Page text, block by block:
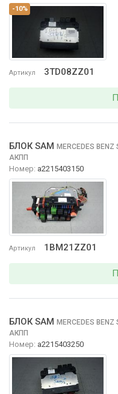
-10%
Артикул 3TD08ZZ01
Артикул 1BM21ZZ01
БЛОК SAM MERCEDES BENZ
АКПП
Номер: a2215403150
БЛОК SAM MERCEDES BENZ
АКПП
Номер: a2215403250